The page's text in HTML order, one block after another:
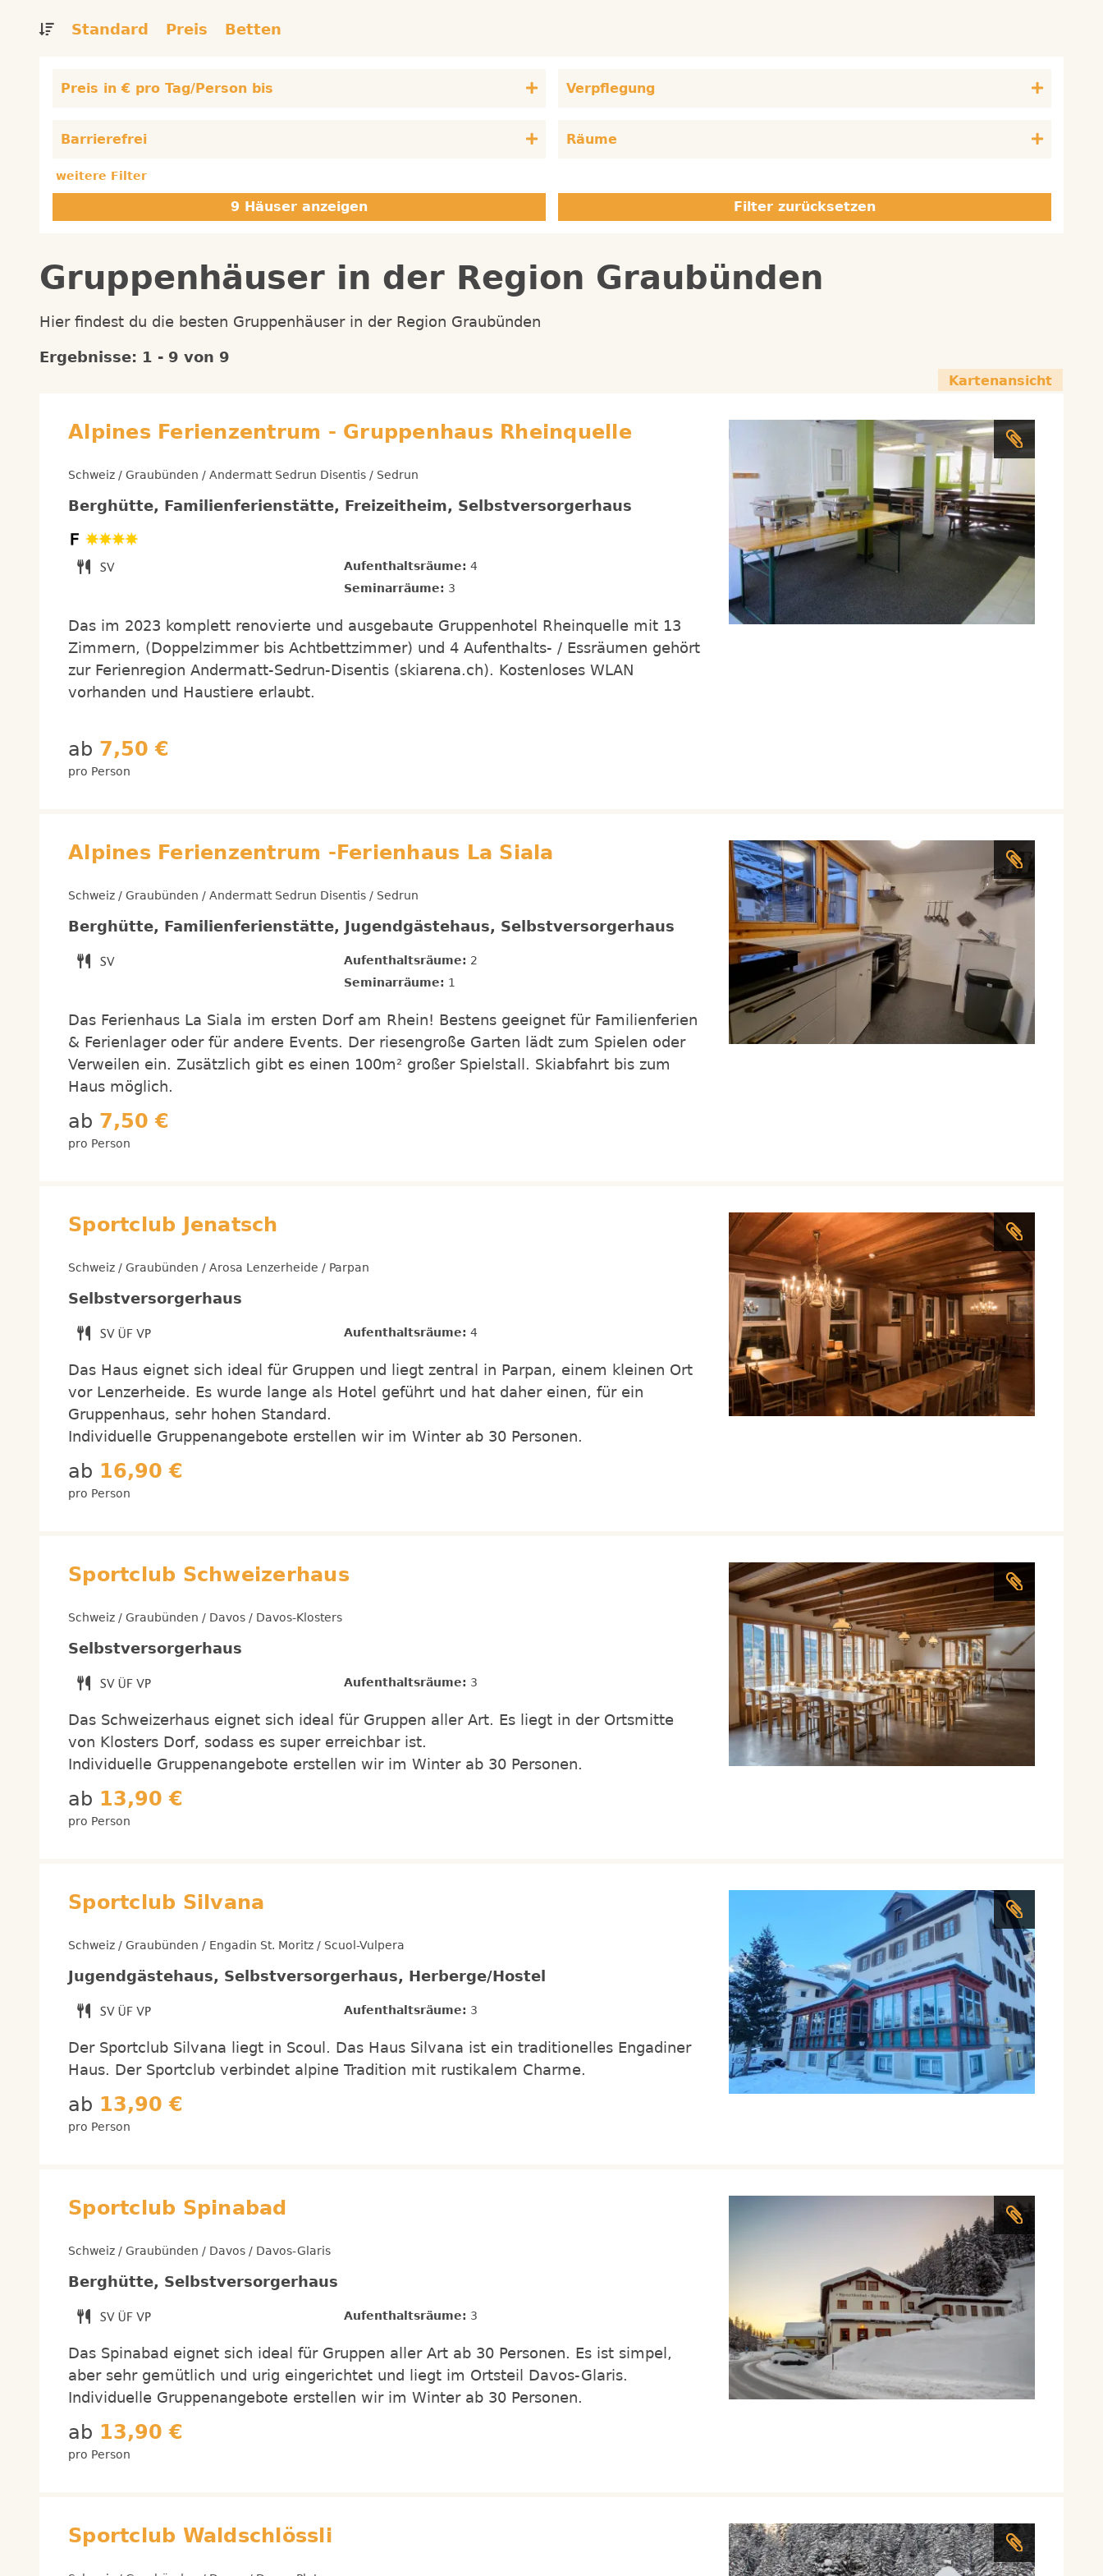
Standard Preis Betten
Preis in € pro Tag/Person bis Verpflegung
Barrierefrei Räume
weitere Filter
Filter zurücksetzen
Gruppenhäuser in der Region Graubünden
Hier findest du die besten Gruppenhäuser in der Region Graubünden
Ergebnisse: 1 - 9 von 9
Kartenansicht
Alpines Ferienzentrum - Gruppenhaus Rheinquelle
Schweiz / Graubünden / Andermatt Sedrun Disentis / Sedrun
Berghütte, Familienferienstätte, Freizeitheim, Selbstversorgerhaus
Aufenthaltsräume: 4
Seminarräume: 3
Das im 2023 komplett renovierte und ausgebaute Gruppenhotel Rheinquelle mit 13
Zimmern, (Doppelzimmer bis Achtbettzimmer) und 4 Aufenthalts- / Essräumen gehört
zur Ferienregion Andermatt-Sedrun-Disentis (skiarena.ch). Kostenloses WLAN
vorhanden und Haustiere erlaubt.
ab 7,50 €
pro Person
Alpines Ferienzentrum -Ferienhaus La Siala
Schweiz / Graubünden / Andermatt Sedrun Disentis / Sedrun
Berghütte, Familienferienstätte, Jugendgästehaus, Selbstversorgerhaus
Aufenthaltsräume: 2
Seminarräume: 1
Das Ferienhaus La Siala im ersten Dorf am Rhein! Bestens geeignet für Familienferien
& Ferienlager oder für andere Events. Der riesengroße Garten lädt zum Spielen oder
Verweilen ein. Zusätzlich gibt es einen 100m² großer Spielstall. Skiabfahrt bis zum
Haus möglich.
ab 7,50 €
pro Person
Sportclub Jenatsch
Schweiz / Graubünden / Arosa Lenzerheide / Parpan
Selbstversorgerhaus
Aufenthaltsräume: 4
Das Haus eignet sich ideal für Gruppen und liegt zentral in Parpan, einem kleinen Ort
vor Lenzerheide. Es wurde lange als Hotel geführt und hat daher einen, für ein
Gruppenhaus, sehr hohen Standard.
Individuelle Gruppenangebote erstellen wir im Winter ab 30 Personen.
ab 16,90 €
pro Person
Sportclub Schweizerhaus
Schweiz / Graubünden / Davos / Davos-Klosters
Selbstversorgerhaus
Aufenthaltsräume: 3
Das Schweizerhaus eignet sich ideal für Gruppen aller Art. Es liegt in der Ortsmitte
von Klosters Dorf, sodass es super erreichbar ist.
Individuelle Gruppenangebote erstellen wir im Winter ab 30 Personen.
ab 13,90 €
pro Person
Sportclub Silvana
Schweiz / Graubünden / Engadin St. Moritz / Scuol-Vulpera
Jugendgästehaus, Selbstversorgerhaus, Herberge/Hostel
Aufenthaltsräume: 3
Der Sportclub Silvana liegt in Scoul. Das Haus Silvana ist ein traditionelles Engadiner
Haus. Der Sportclub verbindet alpine Tradition mit rustikalem Charme.
ab 13,90 €
pro Person
Sportclub Spinabad
Schweiz / Graubünden / Davos / Davos-Glaris
Berghütte, Selbstversorgerhaus
Aufenthaltsräume: 3
Das Spinabad eignet sich ideal für Gruppen aller Art ab 30 Personen. Es ist simpel,
aber sehr gemütlich und urig eingerichtet und liegt im Ortsteil Davos-Glaris.
Individuelle Gruppenangebote erstellen wir im Winter ab 30 Personen.
ab 13,90 €
pro Person
Sportclub Waldschlössli